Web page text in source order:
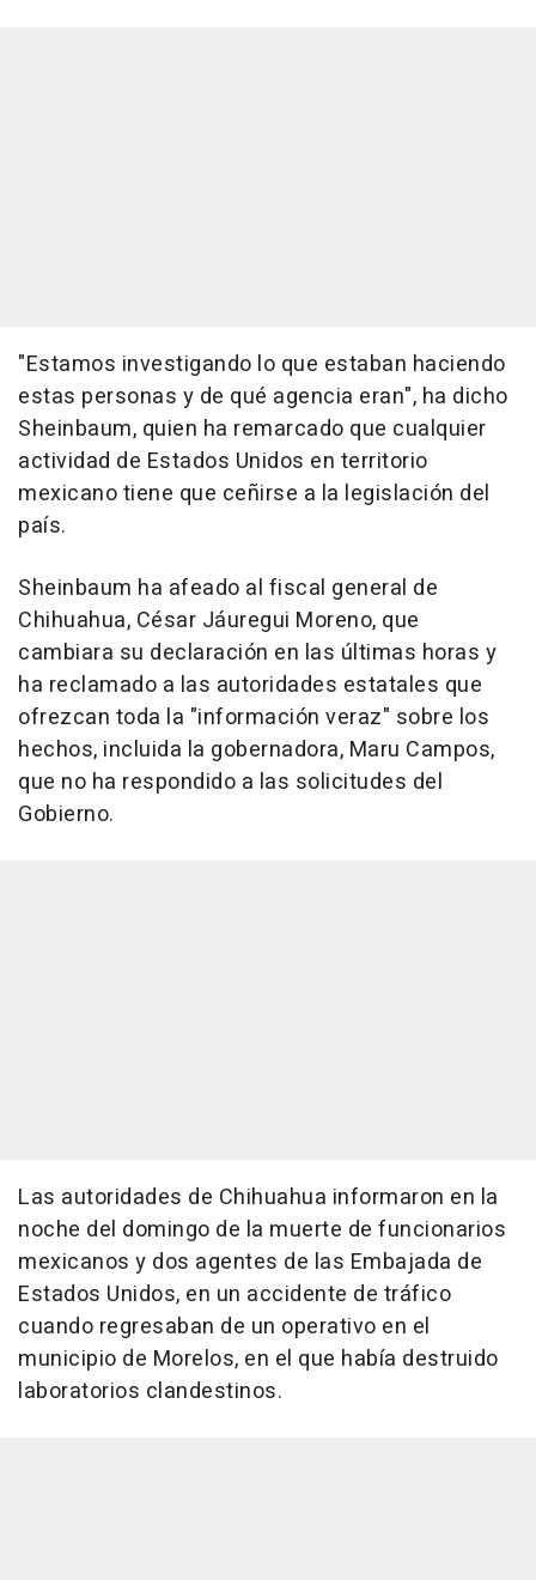
"Estamos investigando lo que estaban haciendo
estas personas y de qué agencia eran", ha dicho
Sheinbaum, quien ha remarcado que cualquier
actividad de Estados Unidos en territorio
mexicano tiene que ceñirse a la legislación del
país.
Sheinbaum ha afeado al fiscal general de
Chihuahua, César Jáuregui Moreno, que
cambiara su declaración en las últimas horas y
ha reclamado a las autoridades estatales que
ofrezcan toda la "información veraz" sobre los
hechos, incluida la gobernadora, Maru Campos,
que no ha respondido a las solicitudes del
Gobierno.
Las autoridades de Chihuahua informaron en la
noche del domingo de la muerte de funcionarios
mexicanos y dos agentes de las Embajada de
Estados Unidos, en un accidente de tráfico
cuando regresaban de un operativo en el
municipio de Morelos, en el que había destruido
laboratorios clandestinos.